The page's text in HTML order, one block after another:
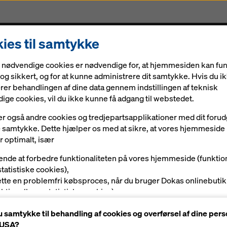
og service
til samtykke
cookies er nødvendige for, at hjemmesiden kan
sikkert, og for at kunne administrere dit samtykke. Hvis du
behandlingen af dine data gennem indstillingen af teknisk
cookies, vil du ikke kunne få adgang til webstedet.
også andre cookies og tredjepartsapplikationer med dit
Dette hjælper os med at sikre, at vores hjemmeside
optimalt, især
at forbedre funktionaliteten på vores hjemmeside
cookies),
en problemfri købsproces, når du bruger Dokas onlinebutik
og statistiske cookies),
samtykke til behandling af cookies og overførsel af dine